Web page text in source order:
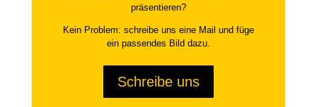
präsentieren?
Kein Problem: schreibe uns eine Mail und füge
ein passendes Bild dazu.
Schreibe uns